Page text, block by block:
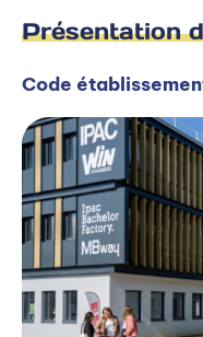
Présentation
Code